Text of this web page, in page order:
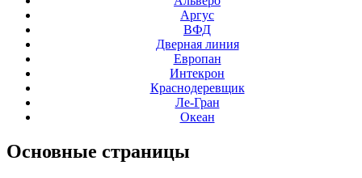
Аргус
ВФД
Дверная линия
Европан
Интекрон
Краснодеревщик
Ле-Гран
Океан
Основные страницы